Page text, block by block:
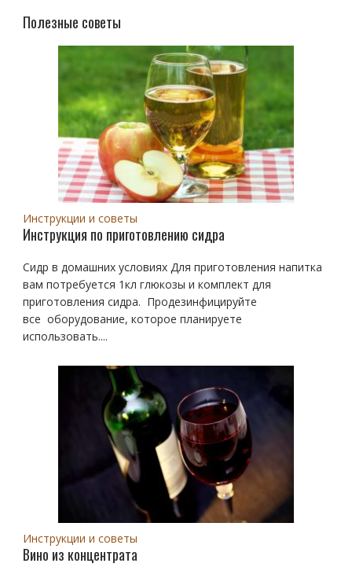
Полезные советы
Инструкции и советы
Инструкция по приготовлению сидра
Сидр в домашних условиях Для приготовления напитка
вам потребуется 1кл глюкозы и комплект для
приготовления сидра. Продезинфицируйте
все оборудование, которое планируете
использовать....
Инструкции и советы
Вино из концентрата